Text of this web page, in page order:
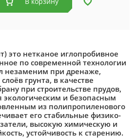
это нетканое иглопробивное
по современной технологии
незаменим при дренаже,
грунта, в качестве
при строительстве прудов,
экологическим и безопасным
из полипропиленового
его стабильные физико-
высокую химическую и
устойчивость к старению.